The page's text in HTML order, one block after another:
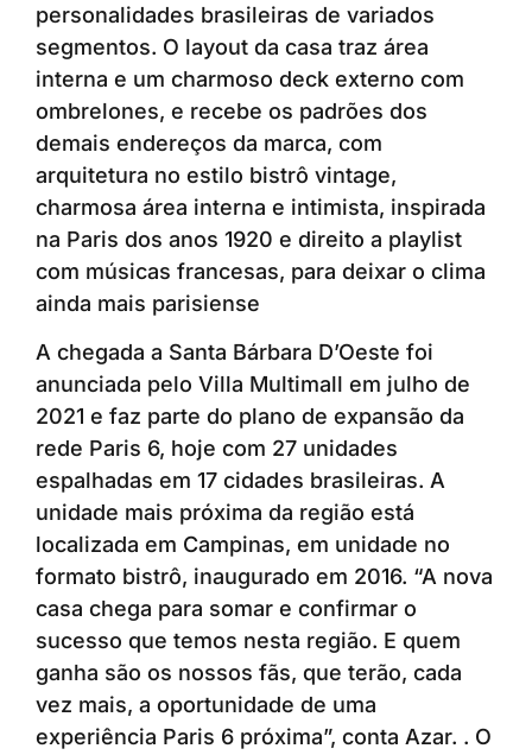
personalidades brasileiras de variados
segmentos. O layout da casa traz área
interna e um charmoso deck externo com
ombrelones, e recebe os padrões dos
demais endereços da marca, com
arquitetura no estilo bistrô vintage,
charmosa área interna e intimista, inspirada
na Paris dos anos 1920 e direito a playlist
com músicas francesas, para deixar o clima
ainda mais parisiense
A chegada a Santa Bárbara D’Oeste foi
anunciada pelo Villa Multimall em julho de
2021 e faz parte do plano de expansão da
rede Paris 6, hoje com 27 unidades
espalhadas em 17 cidades brasileiras. A
unidade mais próxima da região está
localizada em Campinas, em unidade no
formato bistrô, inaugurado em 2016. “A nova
casa chega para somar e confirmar o
sucesso que temos nesta região. E quem
ganha são os nossos fãs, que terão, cada
vez mais, a oportunidade de uma
experiência Paris 6 próxima”, conta Azar. . O